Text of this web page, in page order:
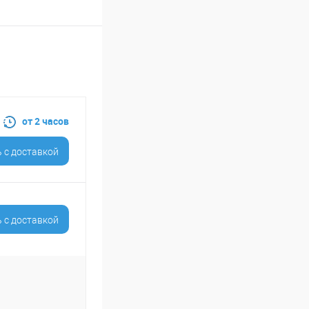
от 2 часов
c доставкой
c доставкой